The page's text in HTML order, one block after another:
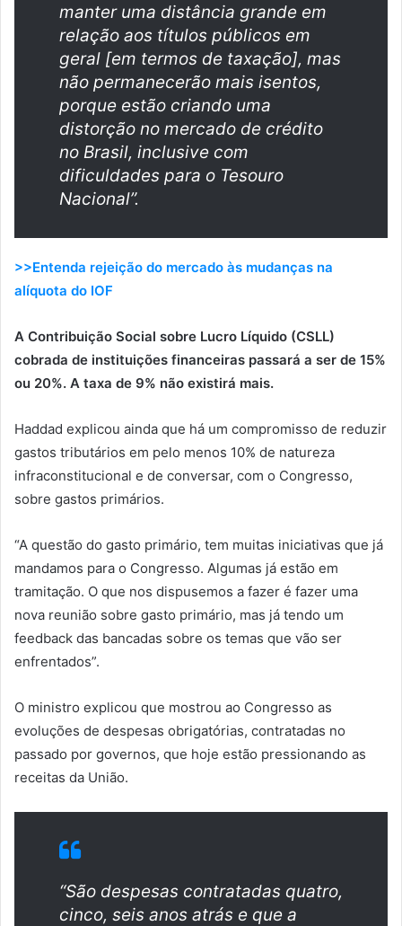
manter uma distância grande em
relação aos títulos públicos em
geral [em termos de taxação], mas
não permanecerão mais isentos,
porque estão criando uma
distorção no mercado de crédito
no Brasil, inclusive com
dificuldades para o Tesouro
Nacional”.
>>Entenda rejeição do mercado às mudanças na
alíquota do IOF
A Contribuição Social sobre Lucro Líquido (CSLL)
cobrada de instituições financeiras passará a ser de 15%
ou 20%. A taxa de 9% não existirá mais.
Haddad explicou ainda que há um compromisso de reduzir
gastos tributários em pelo menos 10% de natureza
infraconstitucional e de conversar, com o Congresso,
sobre gastos primários.
“A questão do gasto primário, tem muitas iniciativas que já
mandamos para o Congresso. Algumas já estão em
tramitação. O que nos dispusemos a fazer é fazer uma
nova reunião sobre gasto primário, mas já tendo um
feedback das bancadas sobre os temas que vão ser
enfrentados”.
O ministro explicou que mostrou ao Congresso as
evoluções de despesas obrigatórias, contratadas no
passado por governos, que hoje estão pressionando as
receitas da União.
“São despesas contratadas quatro,
cinco, seis anos atrás e que a